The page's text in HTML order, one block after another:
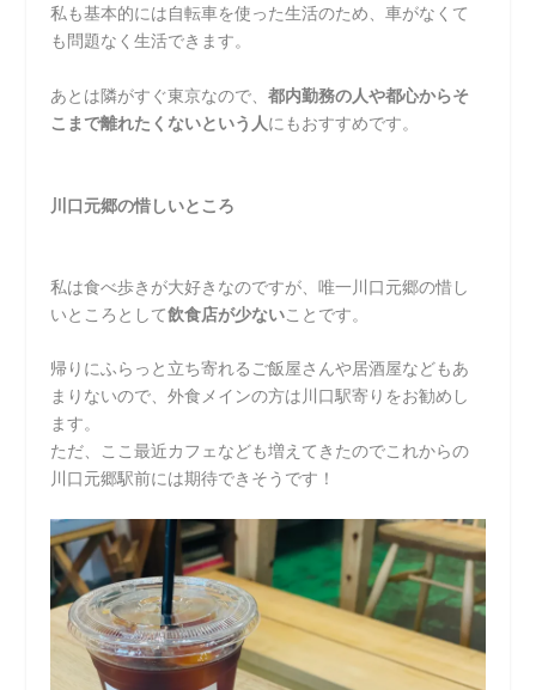
私も基本的には自転車を使った生活のため、車がなくて
も問題なく生活できます。
あとは隣がすぐ東京なので、都内勤務の人や都心からそ
こまで離れたくないという人にもおすすめです。
川口元郷の惜しいところ
私は食べ歩きが大好きなのですが、唯一川口元郷の惜し
いところとして飲食店が少ないことです。
帰りにふらっと立ち寄れるご飯屋さんや居酒屋などもあ
まりないので、外食メインの方は川口駅寄りをお勧めし
ます。
ただ、ここ最近カフェなども増えてきたのでこれからの
川口元郷駅前には期待できそうです！